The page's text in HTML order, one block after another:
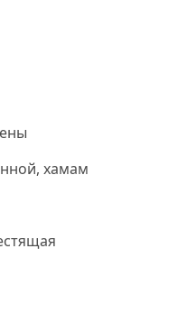
хамам